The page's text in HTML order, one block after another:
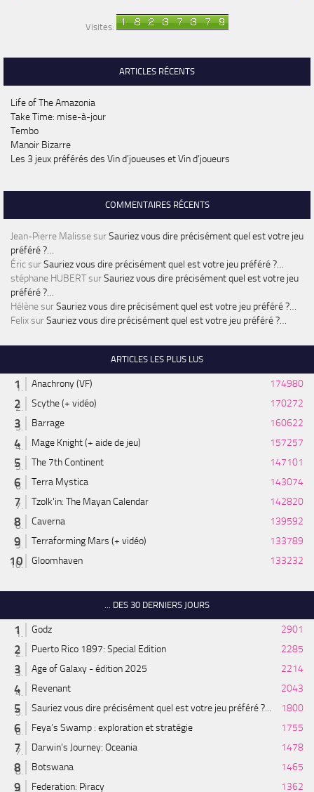
Visites:
ARTICLES RÉCENTS
Life of The Amazonia
Take Time: mise-à-jour
Tembo
Manoir Bizarre
Les 3 jeux préférés des Vin d’joueuses et Vin d’joueurs
COMMENTAIRES RÉCENTS
Jean-Pierre MalissesurSauriez vous dire précisément quel est votre jeu
préféré ?…
ÉricsurSauriez vous dire précisément quel est votre jeu préféré ?…
stéphane HUBERTsurSauriez vous dire précisément quel est votre jeu
préféré ?…
HélènesurSauriez vous dire précisément quel est votre jeu préféré ?…
FelixsurSauriez vous dire précisément quel est votre jeu préféré ?…
ARTICLES LES PLUS LUS
Anachrony (VF)
174980
Scythe (+ vidéo)
170272
Barrage
160622
Mage Knight (+ aide de jeu)
157257
The 7th Continent
147101
Terra Mystica
143074
Tzolk'in: The Mayan Calendar
142820
Caverna
139592
Terraforming Mars (+ vidéo)
133789
Gloomhaven
133232
... DES 30 DERNIERS JOURS
Godz
2901
Puerto Rico 1897: Special Edition
2285
Age of Galaxy - édition 2025
2214
Revenant
2043
Sauriez vous dire précisément quel est votre jeu préféré ?...
1800
Feya’s Swamp : exploration et stratégie
1755
Darwin's Journey: Oceania
1478
Botswana
1465
Federation: Piracy
1362